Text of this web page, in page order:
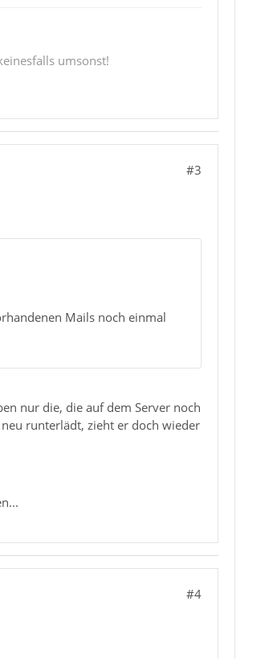
umsonst!
#3
Mails noch einmal
nur die, die auf dem Server noch
runterlädt, zieht er doch wieder
#4